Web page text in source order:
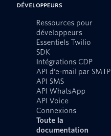
Développeurs
Ressources pour
développeurs
Essentiels Twilio
SDK
Intégrations CDP
API d'e-mail par SMTP
API SMS
API WhatsApp
API Voice
Connexions
Toute la
documentation